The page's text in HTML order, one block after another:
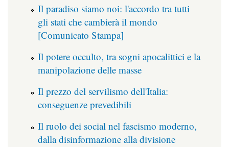
Il paradiso siamo noi: l'accordo tra tutti
gli stati che cambierà il mondo
[Comunicato Stampa]
Il potere occulto, tra sogni apocalittici e la
manipolazione delle masse
Il prezzo del servilismo dell'Italia:
conseguenze prevedibili
Il ruolo dei social nel fascismo moderno,
dalla disinformazione alla divisione